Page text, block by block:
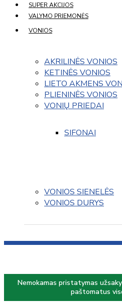
SUPER AKCIJOS
VALYMO PRIEMONĖS
VONIOS
AKRILINĖS VONIOS
KETINĖS VONIOS
LIETO AKMENS
PLIENINĖS VONIOS
VONIŲ PRIEDAI
SIFONAI
VONIOS SIENELĖS
VONIOS DURYS
Nemokamas pristatymas
paštomatus